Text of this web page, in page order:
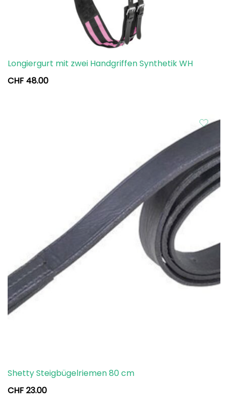
Longiergurt mit zwei Handgriffen Synthetik WH
CHF 48.00
Shetty Steigbügelriemen 80 cm
CHF23.00